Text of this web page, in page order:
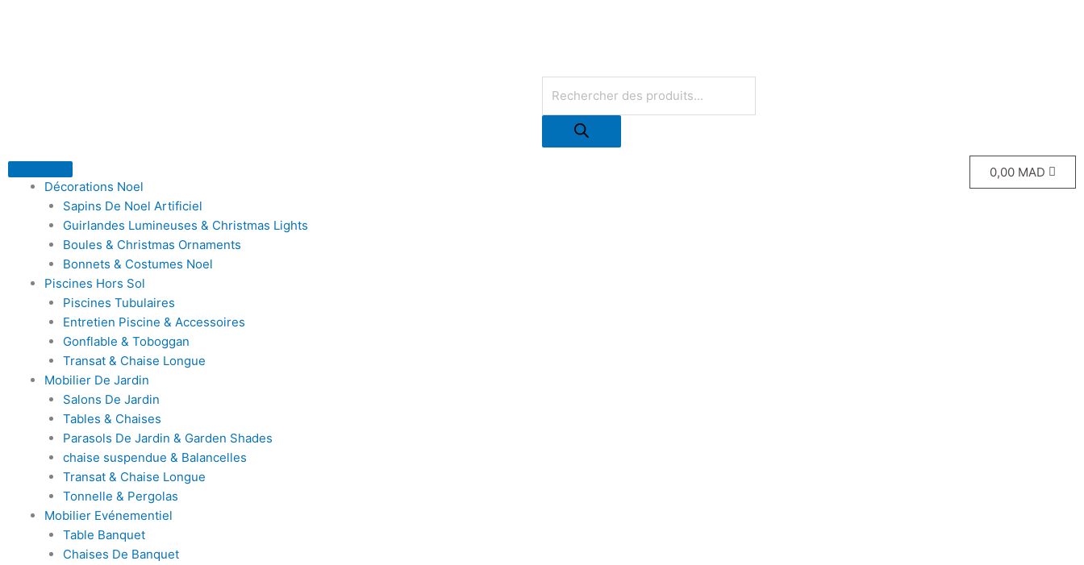
de
produits
Décorations Noel
Sapins De Noel Artificiel
Guirlandes Lumineuses & Christmas Lights
Boules & Christmas Ornaments
Bonnets & Costumes Noel
Piscines Hors Sol
Piscines Tubulaires
Entretien Piscine & Accessoires
Gonflable & Toboggan
Transat & Chaise Longue
Mobilier De Jardin
Salons De Jardin
Tables & Chaises
Parasols De Jardin & Garden Shades
chaise suspendue & Balancelles
Transat & Chaise Longue
Tonnelle & Pergolas
Mobilier Evénementiel
Table Banquet
Chaises De Banquet
0,00 MAD